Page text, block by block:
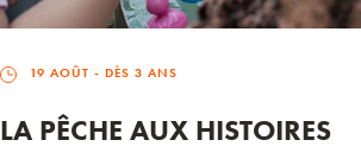
19 AOÛT - DÈS 3 ANS
LA PÊCHE AUX HISTOIRES